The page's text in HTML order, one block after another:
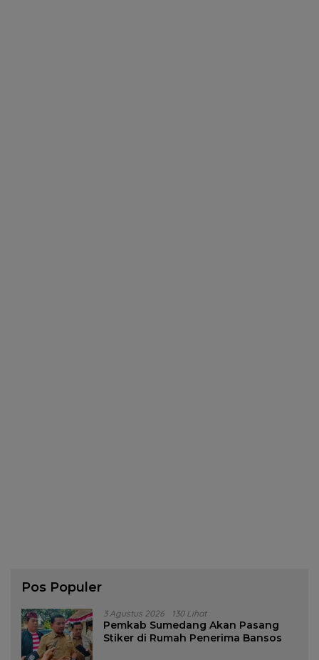
Pos Populer
3 Agustus 2026 130 Lihat
Pemkab Sumedang Akan Pasang
Stiker di Rumah Penerima Bansos